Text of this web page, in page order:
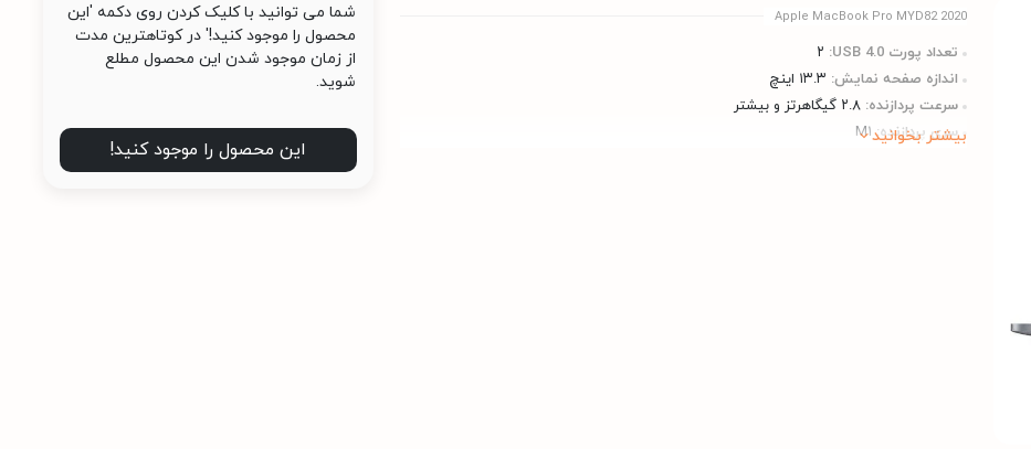
Apple MacBook Pro MYD82 2020
تعداد پورت USB 4.0:
۲
اندازه صفحه نمایش: ۱۳.۳ اینچ
سرعت پردازنده: ۲.۸ گیگاهرتز و بیشتر
سری پردازنده: M۱بیشتر بخوانید
شما می توانید با کلیک کردن روی دکمه 'این
محصول را موجود کنید!' در کوتاهترین مدت
از زمان موجود شدن این محصول مطلع
شوید.
این محصول را موجود کنید!